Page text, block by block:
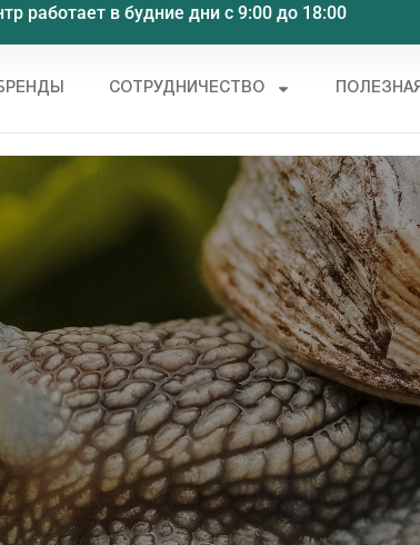
работает в будние дни с 9:00 до 18:00
СОТРУДНИЧЕСТВО